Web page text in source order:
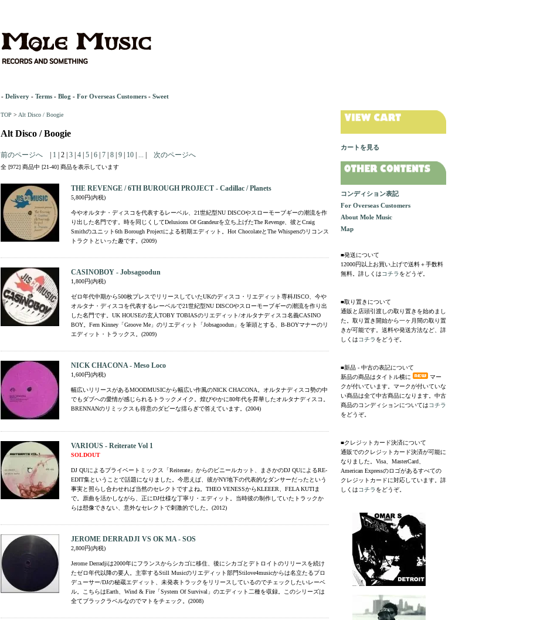
- Delivery - Terms - Blog - For Overseas Customers - Sweet
TOP > Alt Disco / Boogie
Alt Disco / Boogie
前のページへ 1 | 2 | 3 4 5 6 7 8 9 10 ... 次のページへ
全 [972] 商品中 [21-40] 商品を表示しています
THE REVENGE / 6TH BUROUGH PROJECT - Cadillac / Planets
5,800円(内税)
今やオルタナ・ディスコを代表するレーベル、21世紀型NU DISCOやスローモーブギーの潮流を作
り出した名門です。時を同じくしてDelusions Of Grandeurを立ち上げたThe Revenge、彼とCraig
Smithのユニット6th Borough Projectによる初期エディット。Hot ChocolateとThe Whispersのリコンス
トラクトといった趣です。(2009)
CASINOBOY - Jobsagoodun
1,800円(内税)
ゼロ年代中期から500枚プレスでリリースしていたUKのディスコ・リエディット専科JISCO、今や
オルタナ・ディスコを代表するレーベルで21世紀型NU DISCOやスローモーブギーの潮流を作り出
した名門です。UK HOUSEの玄人TOBY TOBIASのリエディット/オルタナディスコ名義CASINO
BOY。Fern Kinney「Groove Me」のリエディット「Jobsagoodun」を筆頭とする、B-BOYマナーのリ
エディット・トラックス。(2009)
NICK CHACONA - Meso Loco
1,600円(内税)
幅広いリリースがあるMOODMUSICから幅広い作風のNICK CHACONA。オルタナディスコ勢の中
でもダブへの愛情が感じられるトラックメイク。煌びやかに80年代を昇華したオルタナディスコ。
BRENNANのリミックスも得意のダビーな揺らぎで答えています。(2004)
VARIOUS - Reiterate Vol 1
SOLDOUT
DJ QUによるプライベートミックス「Reiterate」からのビニールカット、まさかのDJ QUによるRE-
EDIT集ということで話題になりました。今思えば、彼がNY地下の代表的なダンサーだったという
事実と照らし合わせれば当然のセレクトですよね。THEO VENESSからKLEEER、FELA KUTIま
で。原曲を活かしながら、正にDJ仕様な丁寧リ・エディット。当時彼の制作していたトラックか
らは想像できない、意外なセレクトで刺激的でした。(2012)
JEROME DERRADJI VS OK MA - SOS
2,800円(内税)
Jerome Derradjiは2000年にフランスからシカゴに移住、後にシカゴとデトロイトのリリースを続け
たゼロ年代以降の要人。主宰するStill Musicのリエディット部門Stilove4musicからは名立たるプロ
デューサー/DJの秘蔵エディット、未発表トラックをリリースしているのでチェックしたいレーベ
ル。こちらはEarth、Wind & Fire「System Of Survival」のエディット二種を収録。このシリーズは
全てブラックラベルなのでマトをチェック。(2008)
カートを見る
コンディション表記
For Overseas Customers
About Mole Music
Map
■発送について
12000円以上お買い上げで送料＋手数料
無料。詳しくはコチラをどうぞ。
■取り置きについて
通販と店頭引渡しの取り置きを始めまし
た。取り置き開始から一ヶ月間の取り置
きが可能です。送料や発送方法など、詳
しくはコチラをどうぞ。
■新品 - 中古の表記について
新品の商品はタイトル横に
マー
クが付いています。マークが付いていな
い商品は全て中古商品になります。中古
商品のコンディションについてはコチラ
をどうぞ。
■クレジットカード決済について
通販でのクレジットカード決済が可能に
なりました。Visa、MasterCard、
American Expressのロゴがあるすべての
クレジットカードに対応しています。詳
しくはコチラをどうぞ。